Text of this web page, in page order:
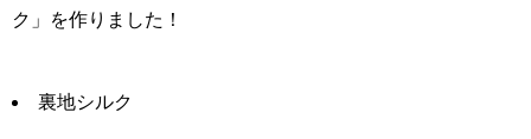
ク」を作りました！
裏地シルク